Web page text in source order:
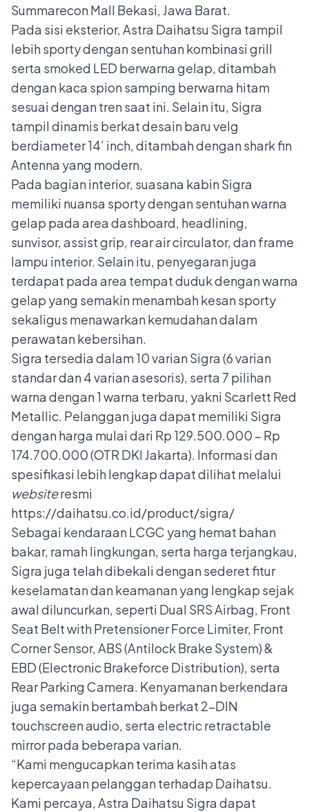
Summarecon Mall Bekasi, Jawa Barat.
Pada sisi eksterior, Astra Daihatsu Sigra tampil
lebih sporty dengan sentuhan kombinasi grill
serta smoked LED berwarna gelap, ditambah
dengan kaca spion samping berwarna hitam
sesuai dengan tren saat ini. Selain itu, Sigra
tampil dinamis berkat desain baru velg
berdiameter 14’ inch, ditambah dengan shark fin
Antenna yang modern.
Pada bagian interior, suasana kabin Sigra
memiliki nuansa sporty dengan sentuhan warna
gelap pada area dashboard, headlining,
sunvisor, assist grip, rear air circulator, dan frame
lampu interior. Selain itu, penyegaran juga
terdapat pada area tempat duduk dengan warna
gelap yang semakin menambah kesan sporty
sekaligus menawarkan kemudahan dalam
perawatan kebersihan.
Sigra tersedia dalam 10 varian Sigra (6 varian
standar dan 4 varian asesoris), serta 7 pilihan
warna dengan 1 warna terbaru, yakni Scarlett Red
Metallic. Pelanggan juga dapat memiliki Sigra
dengan harga mulai dari Rp 129.500.000 – Rp
174.700.000 (OTR DKI Jakarta). Informasi dan
spesifikasi lebih lengkap dapat dilihat melalui
websiteresmi
https://daihatsu.co.id/product/sigra/
Sebagai kendaraan LCGC yang hemat bahan
bakar, ramah lingkungan, serta harga terjangkau,
Sigra juga telah dibekali dengan sederet fitur
keselamatan dan keamanan yang lengkap sejak
awal diluncurkan, seperti Dual SRS Airbag, Front
Seat Belt with Pretensioner Force Limiter, Front
Corner Sensor, ABS (Antilock Brake System) &
EBD (Electronic Brakeforce Distribution), serta
Rear Parking Camera. Kenyamanan berkendara
juga semakin bertambah berkat 2-DIN
touchscreen audio, serta electric retractable
mirror pada beberapa varian.
“Kami mengucapkan terima kasih atas
kepercayaan pelanggan terhadap Daihatsu.
Kami percaya, Astra Daihatsu Sigra dapat